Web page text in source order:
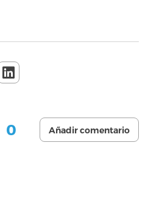
0 Añadir comentario